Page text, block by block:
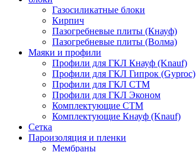
Газосиликатные блоки
Кирпич
Пазогребневые плиты (Кнауф)
Пазогребневые плиты (Волма)
Маяки и профили
Профили для ГКЛ Кнауф (Knauf)
Профили для ГКЛ Гипрок (Gyproc)
Профили для ГКЛ СТМ
Профили для ГКЛ Эконом
Комплектующие СТМ
Комплектующие Кнауф (Knauf)
Сетка
Пароизоляция и пленки
Мембраны